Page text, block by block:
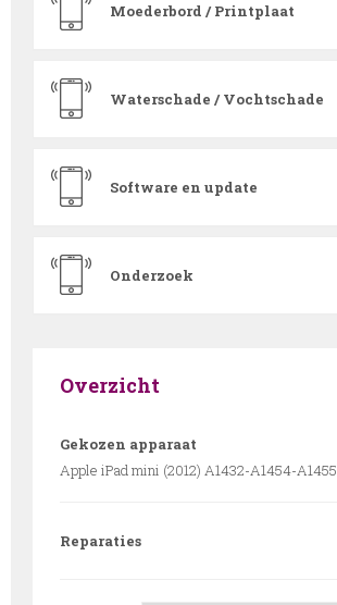
Moederbord / Printplaat
Waterschade / Vochtschade
Software en update
Onderzoek
Overzicht
Gekozen apparaat
Apple iPad mini (2012) A1432-A1454-A1455
Reparaties